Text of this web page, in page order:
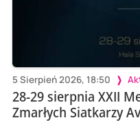
5 Sierpień 2026, 18:50
28-29 sierpnia XXII
Zmarłych Siatkarzy